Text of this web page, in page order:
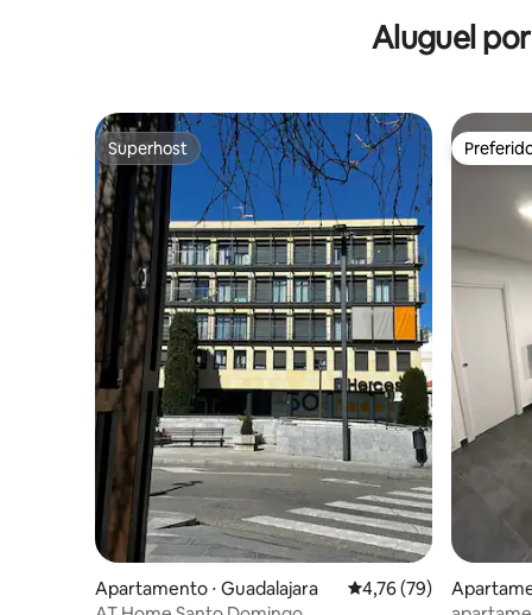
Aluguel
Superhost
Superhost
Apartamento ⋅ Guadalajara 4,76 de uma
4,76 (79)
de